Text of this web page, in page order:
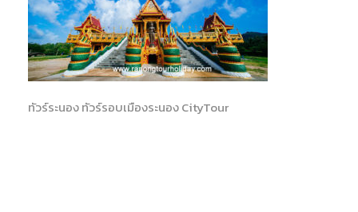
ทัวร์ระนอง ทัวร์รอบเมืองระนอง CityTour